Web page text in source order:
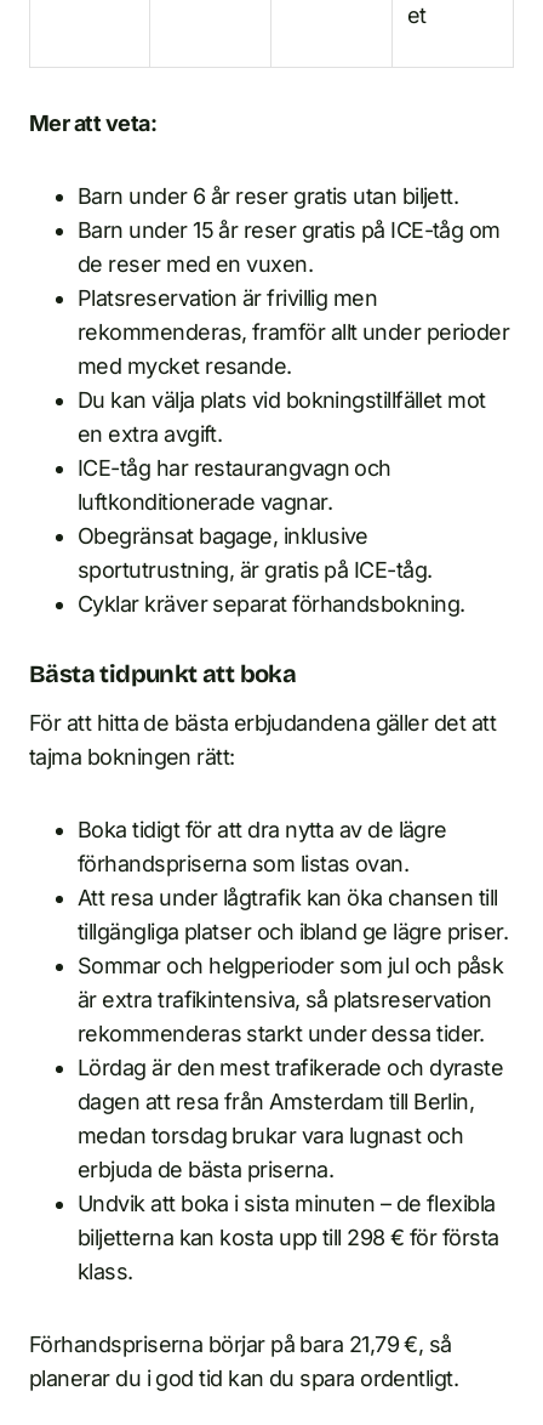
et
Mer att veta:
Barn under 6 år reser gratis utan biljett.
Barn under 15 år reser gratis på ICE-tåg om
de reser med en vuxen.
Platsreservation är frivillig men
rekommenderas, framför allt under perioder
med mycket resande.
Du kan välja plats vid bokningstillfället mot
en extra avgift.
ICE-tåg har restaurangvagn och
luftkonditionerade vagnar.
Obegränsat bagage, inklusive
sportutrustning, är gratis på ICE-tåg.
Cyklar kräver separat förhandsbokning.
Bästa tidpunkt att boka
För att hitta de bästa erbjudandena gäller det att
tajma bokningen rätt:
Boka tidigt för att dra nytta av de lägre
förhandspriserna som listas ovan.
Att resa under lågtrafik kan öka chansen till
tillgängliga platser och ibland ge lägre priser.
Sommar och helgperioder som jul och påsk
är extra trafikintensiva, så platsreservation
rekommenderas starkt under dessa tider.
Lördag är den mest trafikerade och dyraste
dagen att resa från Amsterdam till Berlin,
medan torsdag brukar vara lugnast och
erbjuda de bästa priserna.
Undvik att boka i sista minuten – de flexibla
biljetterna kan kosta upp till 298 € för första
klass.
Förhandspriserna börjar på bara 21,79 €, så
planerar du i god tid kan du spara ordentligt.